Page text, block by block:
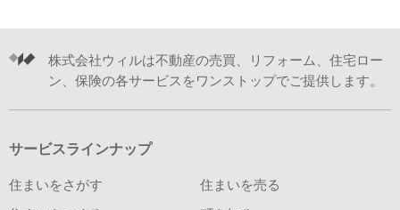
株式会社ウィルは不動産の売買、リフォーム、住宅ロー
ン、保険の各サービスをワンストップでご提供します。
サービスラインナップ
住まいをさがす 住まいを売る